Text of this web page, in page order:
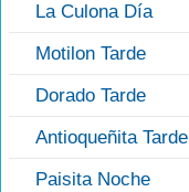
La Culona Día
Motilon Tarde
Dorado Tarde
Antioqueñita Tarde
Paisita Noche